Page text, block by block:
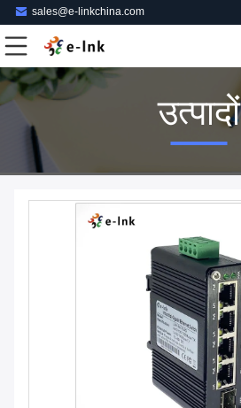
sales@e-linkchina.com
उत्पादों